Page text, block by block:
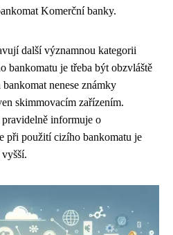
Komerční banky.
další významnou kategorii
bankomatu je třeba být obzvláště
nenese známky
skimmovacím zařízením.
informuje o
při použití cizího bankomatu je